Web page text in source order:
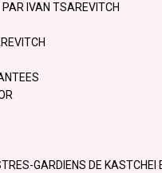
IVAN TSAREVITCH
GARDIENS DE